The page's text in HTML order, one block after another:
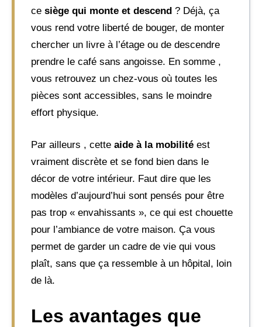
ce siège qui monte et descend ? Déjà, ça
vous rend votre liberté de bouger, de monter
chercher un livre à l’étage ou de descendre
prendre le café sans angoisse. En somme ,
vous retrouvez un chez-vous où toutes les
pièces sont accessibles, sans le moindre
effort physique.
Par ailleurs , cette aide à la mobilité est
vraiment discrète et se fond bien dans le
décor de votre intérieur. Faut dire que les
modèles d’aujourd’hui sont pensés pour être
pas trop « envahissants », ce qui est chouette
pour l’ambiance de votre maison. Ça vous
permet de garder un cadre de vie qui vous
plaît, sans que ça ressemble à un hôpital, loin
de là.
Les avantages que